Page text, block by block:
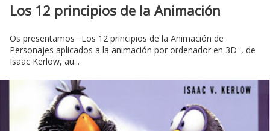
Los 12 principios de la Animación
Os presentamos ' Los 12 principios de la Animación de
Personajes aplicados a la animación por ordenador en 3D ', de
Isaac Kerlow, au...